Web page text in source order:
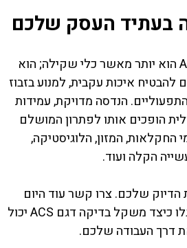
בעתיד העסק שלכם
מאזן ביקורת דגם ACS הוא יותר מאשר כלי שקילה; הוא
איכות עקבית, למנוע בזבוז
הנדסה מדויקת, עמידות
הופכים אותו לפתרון המושלם
החקלאות, המזון, הלוגיסטיקה,
הקלה ועוד.
שלכם. צרו קשר עוד היום
וגלו כיצד משקל בדיקה דגם ACS יכול
דרך העבודה שלכם.